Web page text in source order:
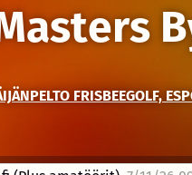
FRISBEEGOLF,